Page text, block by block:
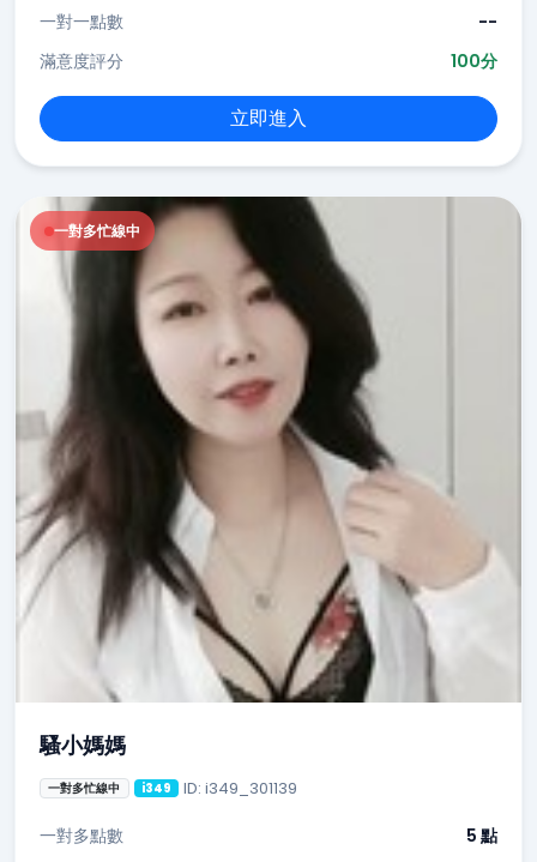
一對一點數
--
滿意度評分
100分
立即進入
一對多忙線中
騷小媽媽
一對多忙線中 i349 ID: i349_301139
一對多點數 5 點